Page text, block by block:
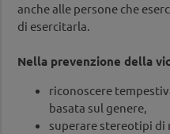
anche alle persone che
di esercitarla.
Nella prevenzione della
riconoscere
basata sul genere,
superare stereotipi di